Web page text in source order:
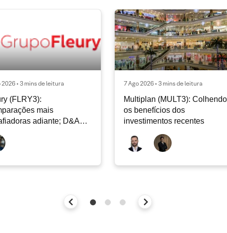
2026 • 3 mins de leitura
(FLRY3):
mais
adiante; D&A
permanecer nos níveis
7 Ago 2026 • 3 mins de leitura
Multiplan (MULT3): Colhendo
os benefícios dos
investimentos recentes